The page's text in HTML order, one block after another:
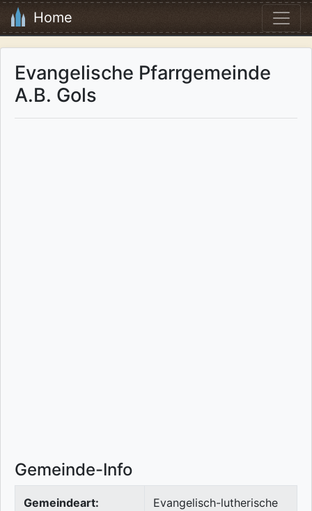
Home
Evangelische Pfarrgemeinde
A.B. Gols
Gemeinde-Info
Gemeindeart:
Evangelisch-lutherische